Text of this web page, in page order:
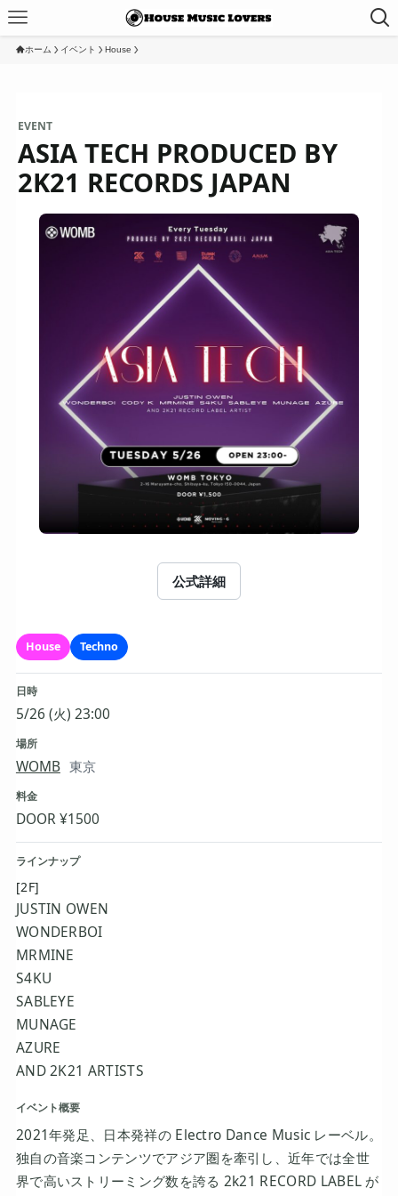
ホーム イベント House
EVENT
ASIA TECH PRODUCED BY
2K21 RECORDS JAPAN
公式詳細
House Techno
日時
5/26 (火) 23:00
場所
WOMB 東京
料金
DOOR ¥1500
ラインナップ
[2F]
JUSTIN OWEN
WONDERBOI
MRMINE
S4KU
SABLEYE
MUNAGE
AZURE
AND 2K21 ARTISTS
イベント概要
2021年発足、日本発祥の Electro Dance Music レーベル。
独自の音楽コンテンツでアジア圏を牽引し、近年では全世
界で高いストリーミング数を誇る 2k21 RECORD LABEL が